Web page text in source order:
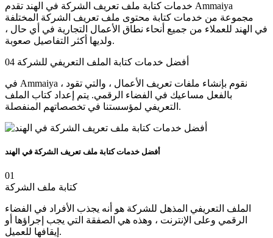
خدمات كتابة ملف تعريف الشركة في الهند تقدم Ammaiya
مجموعة من خدمات كتابة محتوى ملف تعريف الشركة المختلفة
في الهند للعملاء من جميع أنحاء نطاق الأعمال التجارية في أي حال ،
ولديها أكثر التفاصيل صعوبة.
04 أفضل خدمات كتابة الملف التعريفي للشركة
في Ammaiya ، نقوم بإنشاء ملفات تعريف الأعمال ، والتي تقود
بالفعل مساعيك في الفضاء الرقمي. يتم إعداد كتاب الملف
التعريفي لمؤسستنا في تخصصاتهم المنفصلة.
أفضل خدمات كتابة ملف تعريف الشركة في الهند
01
كتابة ملف الشركة
الملف التعريفي المذهل للشركة هو أنه يجذب الأفراد في الفضاء
الرقمي وعلى الإنترنت ، وهذه هي الصفقة التي يجب إجراؤها أو
إيقافها للعميل.